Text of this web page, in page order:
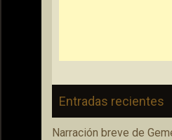
Entradas recientes
Narración breve de